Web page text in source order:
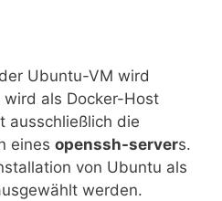
Ubuntu-VM wird
als Docker-Host
ausschließlich die
eines openssh-servers.
von Ubuntu als
werden.